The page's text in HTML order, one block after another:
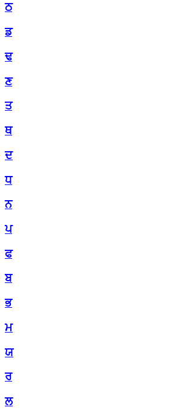
ਠ
ਡ
ਢ
ਣ
ਤ
ਥ
ਦ
ਧ
ਨ
ਪ
ਫ
ਬ
ਭ
ਮ
ਯ
ਰ
ਲ